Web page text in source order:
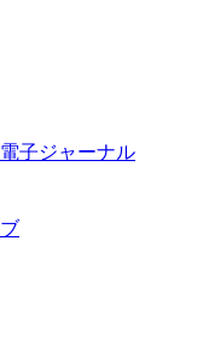
子ジャーナル